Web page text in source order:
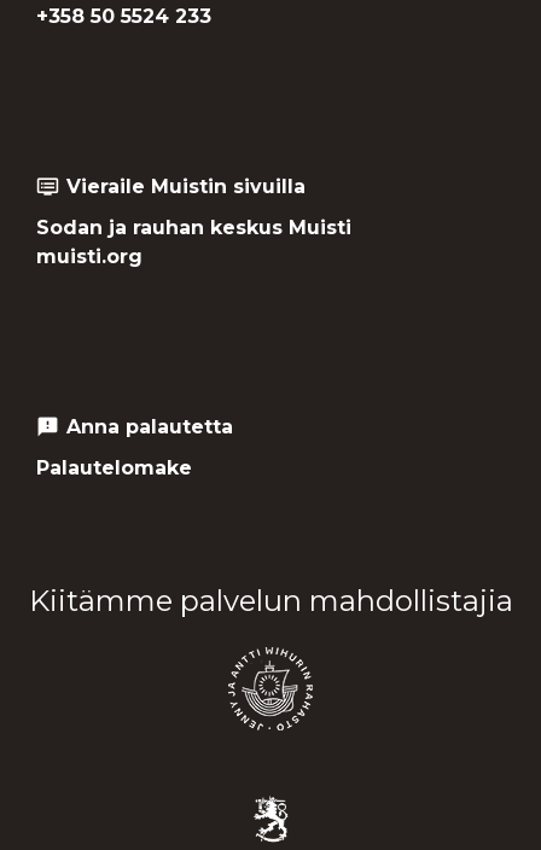
+358 50 5524 233
dvr Vieraile Muistin sivuilla
Sodan ja rauhan keskus Muisti
muisti.org
feedback Anna palautetta
Palautelomake
Kiitämme palvelun mahdollistajia